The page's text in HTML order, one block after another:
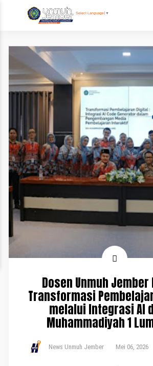
Select Language ▼
Dosen Unmuh Jember
Transformasi
melalui Integrasi AI
Muhammadiyah 1
News Unmuh Jember Mei 06, 2026